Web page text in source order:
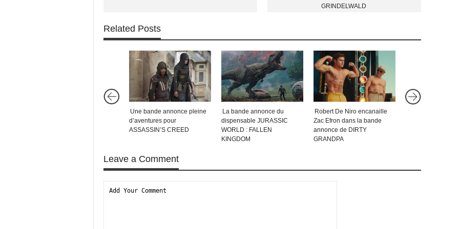
GRINDELWALD
Related Posts
Une bande annonce pleine
d’aventures pour
ASSASSIN’S CREED
La bande annonce du
dispensable JURASSIC
WORLD : FALLEN
KINGDOM
Robert De Niro encanaille
Zac Efron dans la bande
annonce de DIRTY
GRANDPA
Leave a Comment